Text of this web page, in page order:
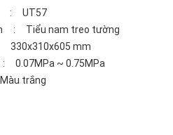
: UT57
: Tiểu nam treo tường
mm
0.07MPa ~ 0.75MPa
trắng